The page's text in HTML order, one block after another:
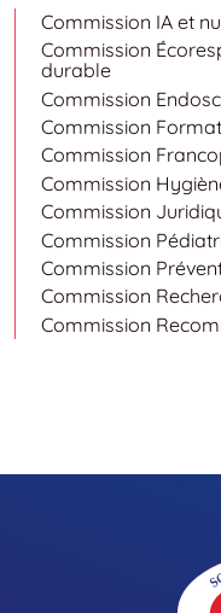
Commission IA et
Commission
durable
Commission
Commission
Commission
Commission
Commission
Commission
Commission
Commission
Commission